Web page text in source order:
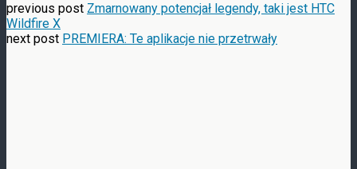
previous post Zmarnowany potencjał legendy, taki jest HTC
Wildfire X
next post PREMIERA: Te aplikacje nie przetrwały